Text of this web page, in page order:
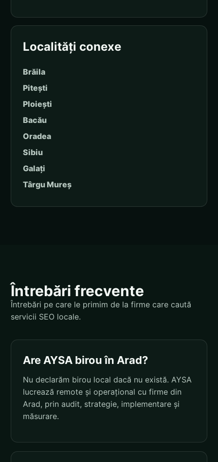
Localități conexe
Brăila
Pitești
Ploiești
Bacău
Oradea
Sibiu
Galați
Târgu Mureș
Întrebări frecvente
Întrebări pe care le primim de la firme care caută
servicii SEO locale.
Are AYSA birou în Arad?
Nu declarăm birou local dacă nu există. AYSA
lucrează remote și operațional cu firme din
Arad, prin audit, strategie, implementare și
măsurare.